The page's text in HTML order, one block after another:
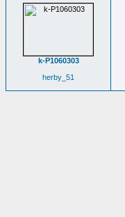
k-P1060303
herby_51